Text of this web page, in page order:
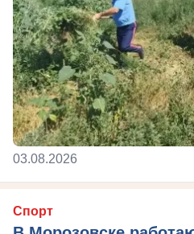
03.08.2026
Спорт